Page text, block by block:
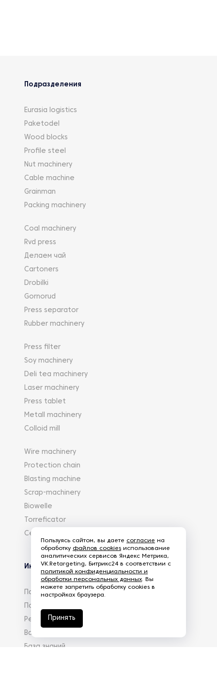
Подразделения
Eurasia logistics
Paketodel
Wood blocks
Profile steel
Nut machinery
Cable machine
Grainman
Packing machinery
Coal machinery
Rvd press
Делаем чай
Cartoners
Drobilki
Gornorud
Press separator
Rubber machinery
Press filter
Soy machinery
Deli tea machinery
Laser machinery
Press tablet
Metall machinery
Colloid mill
Wire machinery
Protection chain
Blasting machine
Scrap-machinery
Biowelle
Torreficator
Centrifuger
Информация
Партнеры
Политика конфиденциальности
Реквизиты
Вакансии
База знаний
Пользуясь сайтом, вы даете согласие на
обработку файлов cookies использование
аналитических сервисов Яндекс Метрика,
VK.Retargeting, Битрикс24 в соответствии с
политикой конфиденциальности и
обработки персональных данных. Вы
можете запретить обработку cookies в
настройках браузера.
Принять